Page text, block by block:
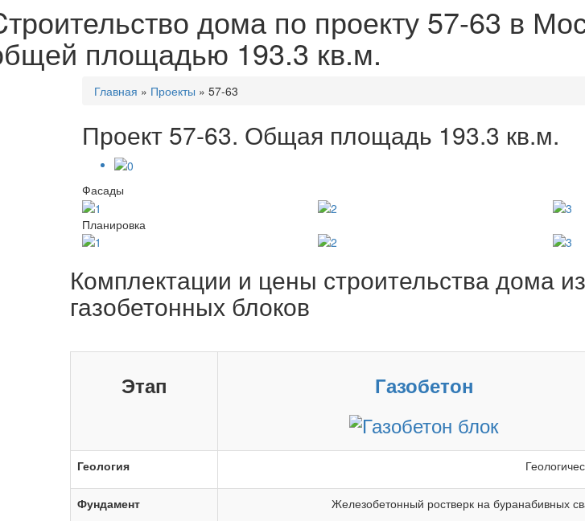
дома по проекту 57-63 в
площадью 193.3 кв.м.
Главная » Проекты » 57-63
Проект 57-63. Общая площадь 193.3 кв.м.
Фасады
Планировка
Комплектации и цены строительства дома
газобетонных блоков
Этап Газобетон
Геология
Фундамент Железобетонный ростверк на буранабивных